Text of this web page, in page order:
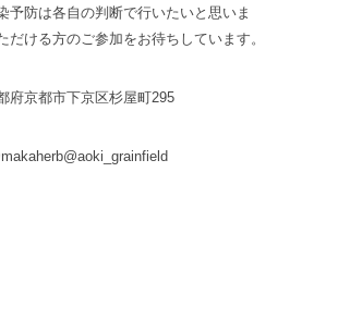
予防は各自の判断で行いたいと思いま
だける方のご参加をお待ちしています。
府京都市下京区杉屋町295
@aoki_grainfield